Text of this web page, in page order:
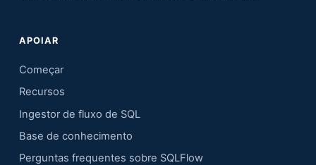
APOIAR
Começar
Recursos
Ingestor de fluxo de SQL
Base de conhecimento
Perguntas frequentes sobre SQLFlow